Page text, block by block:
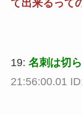
て出来るって
19: 名刺は切
21:56:00.01